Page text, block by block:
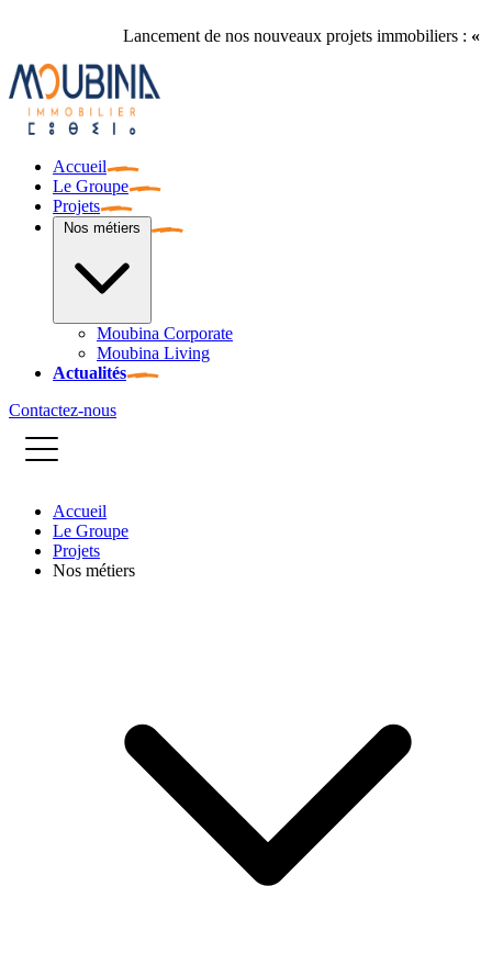
Lancement de nos nouveaux projets immobiliers :« Les
Accueil
Le Groupe
Projets
Moubina Corporate
Moubina Living
Actualités
Contactez-nous
Accueil
Le Groupe
Projets
Nos métiers